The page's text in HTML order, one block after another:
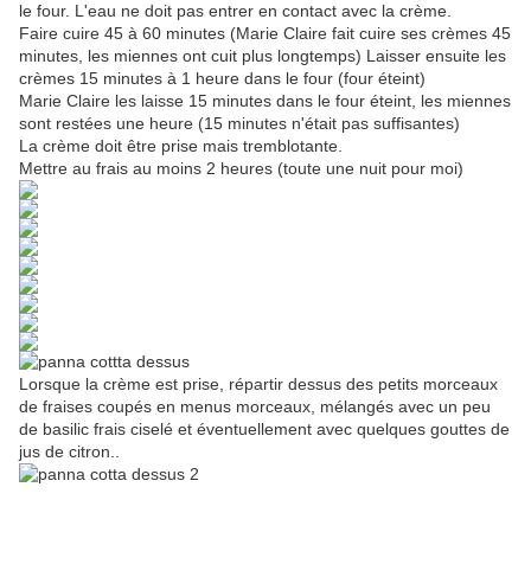
le four. L'eau ne doit pas entrer en contact avec la crème.
Faire cuire 45 à 60 minutes (Marie Claire fait cuire ses crèmes 45
minutes, les miennes ont cuit plus longtemps) Laisser ensuite les
crèmes 15 minutes à 1 heure dans le four (four éteint)
Marie Claire les laisse 15 minutes dans le four éteint, les miennes
sont restées une heure (15 minutes n'était pas suffisantes)
La crème doit être prise mais tremblotante.
Mettre au frais au moins 2 heures (toute une nuit pour moi)
Lorsque la crème est prise, répartir dessus des petits morceaux
de fraises coupés en menus morceaux, mélangés avec un peu
de basilic frais ciselé et éventuellement avec quelques gouttes de
jus de citron..